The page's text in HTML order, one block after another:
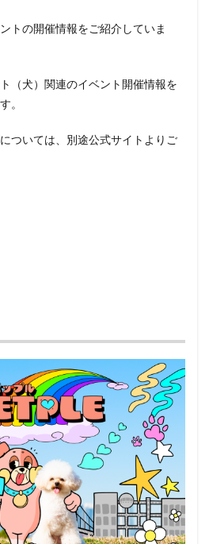
トの開催情報をご紹介していま
（犬）関連のイベント開催情報を
。
ついては、別途公式サイトよりご